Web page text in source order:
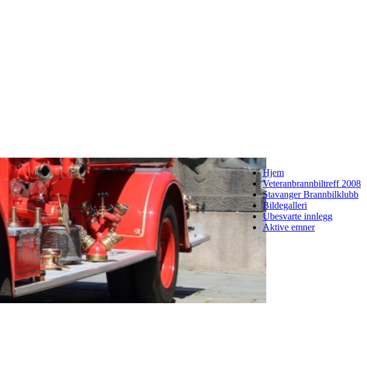
Hjem
Veteranbrannbiltreff 2008
Stavanger Brannbilklubb
Bildegalleri
Ubesvarte innlegg
Aktive emner